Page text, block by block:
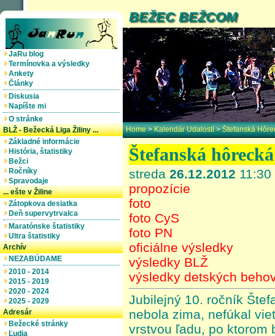
JaRu blog
Termínovka a výsledky
Ankety
Články
Diskusia
Napíšte mi
O stránke
BLŽ - Bežecká Liga Žiliny ...
Základné informácie
História, štatistiky
Bežci
Ročníky
Spravodaje
... ešte v Žiline
Zátopkova desiatka
Deň supervytrvalca
Maratónske štatistiky
Ultra štatistiky
Archív
NEZABÚDAME
2010 - 2014
2015 - 2019
2020 - 2024
2025 - 2029
Adresár
Bežecké stránky
Ľudia
BEŽEC BEŽCOM
Home>Kalendár Udalostí>Štefanská
Štefanská
streda 26.12.2012
propozície
foto
foto CyS
foto PN
oficiálne výsledky
výsledky BLŽ
výsledky detských
Jubilejný 10. ročník
nebola zima, nefúkal
vrstvou ľadu, po ktorom